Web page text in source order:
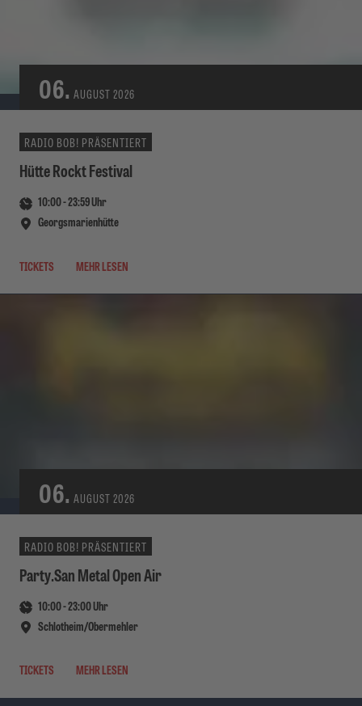
06. AUGUST 2026
RADIO BOB! PRÄSENTIERT
Hütte Rockt Festival
10:00-23:59Uhr
Georgsmarienhütte
TICKETS MEHR LESEN
06. AUGUST 2026
RADIO BOB! PRÄSENTIERT
Party.San Metal Open Air
10:00-23:00Uhr
Schlotheim/Obermehler
TICKETS MEHR LESEN